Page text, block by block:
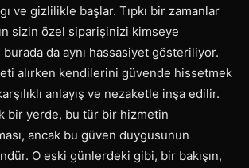
ve gizlilikle başlar. Tıpkı bir zamanlar
sizin özel siparişinizi kimseye
da aynı hassasiyet gösteriliyor.
alırken kendilerini güvende hissetmek
anlayış ve nezaketle inşa edilir.
bir yerde, bu tür bir hizmetin
ancak bu güven duygusunun
O eski günlerdeki gibi, bir bakışın,